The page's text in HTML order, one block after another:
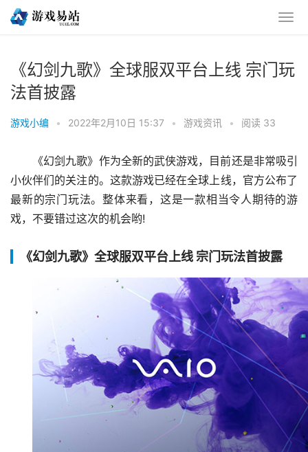
《幻剑九歌》全球服双平台上线 宗门玩
法首披露
游戏小编 • 2022年2月10日 15:37 • 游戏资讯 • 阅读 33
《幻剑九歌》作为全新的武侠游戏，目前还是非常吸引
小伙伴们的关注的。这款游戏已经在全球上线，官方公布了
最新的宗门玩法。整体来看，这是一款相当令人期待的游
戏，不要错过这次的机会哟!
《幻剑九歌》全球服双平台上线 宗门玩法首披露